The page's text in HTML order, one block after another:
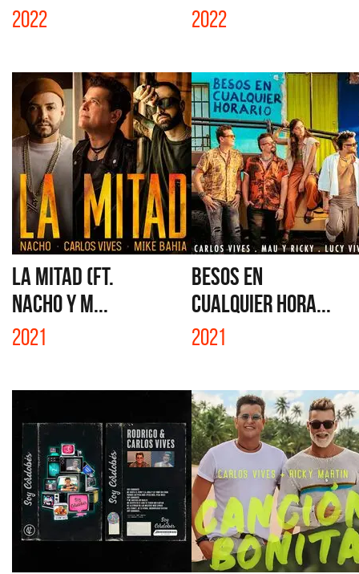
2022 2022
LA MITAD (FT.
NACHO Y M...
2021
BESOS EN
CUALQUIER HORA...
2021